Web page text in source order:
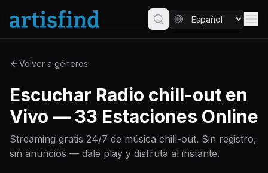
Volver a géneros
Escuchar Radio chill-out en
Vivo — 33 Estaciones Online
Streaming gratis 24/7 de música chill-out. Sin registro,
sin anuncios — dale play y disfruta al instante.